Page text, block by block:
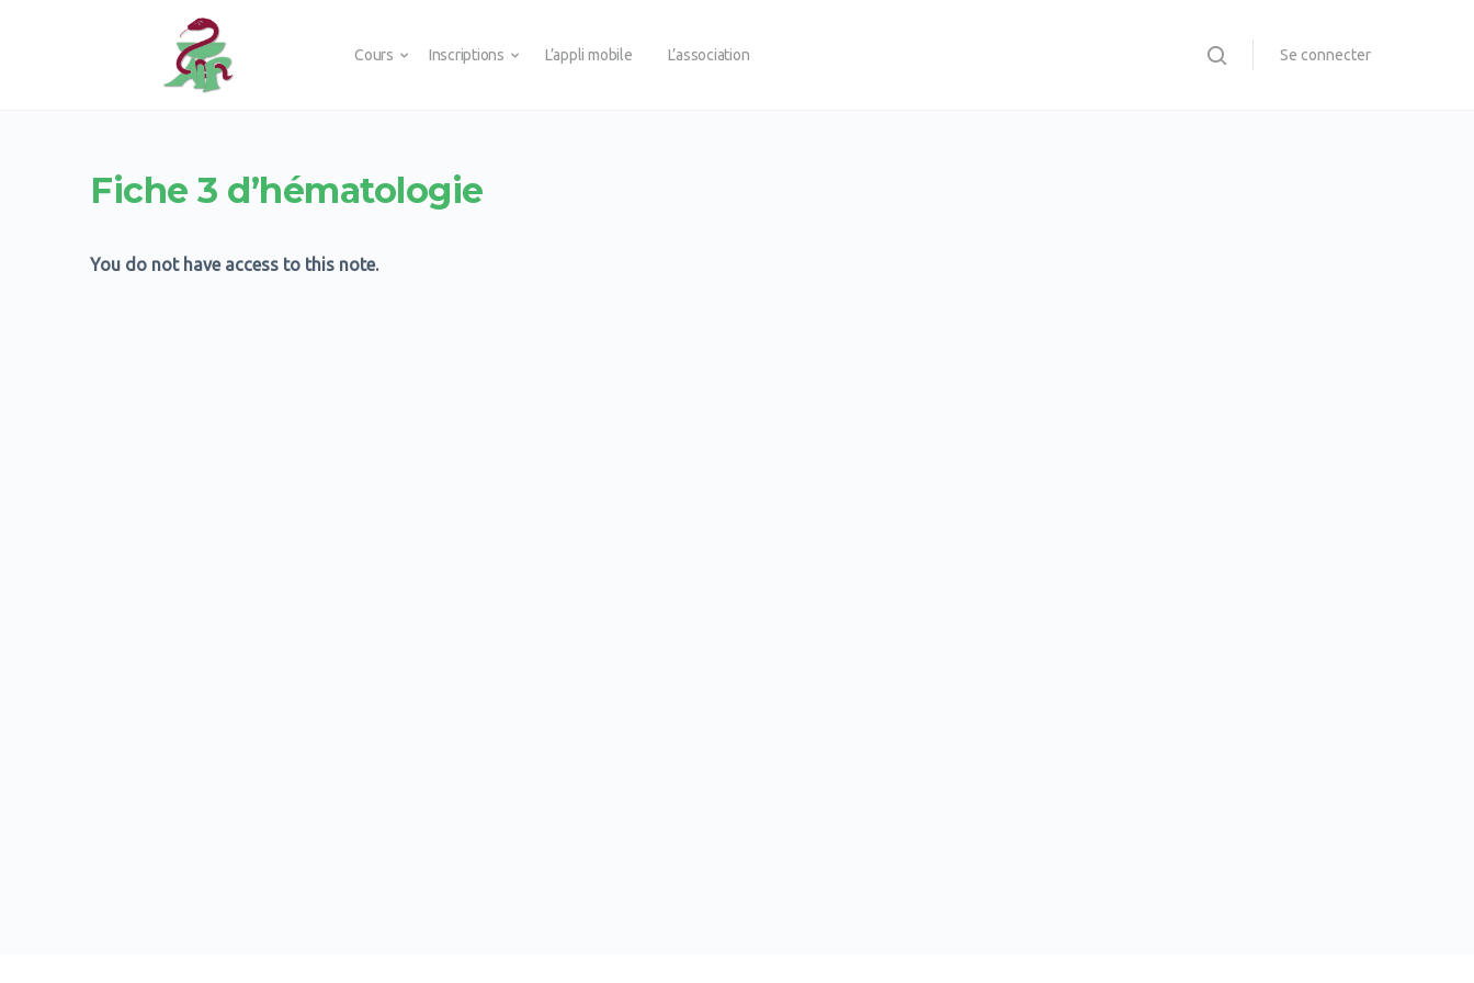
Cours Inscriptions L’appli mobile L’association Se connecter
Fiche 3 d’hématologie
You do not have access to this note.